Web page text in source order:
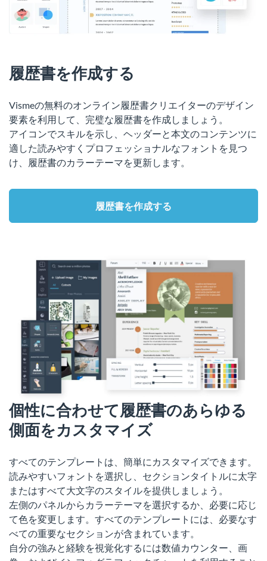
履歴書を作成する
Vismeの無料のオンライン履歴書クリエイターのデザイン
要素を利用して、完璧な履歴書を作成しましょう。
アイコンでスキルを示し、ヘッダーと本文のコンテンツに
適した読みやすくプロフェッショナルなフォントを見つ
け、履歴書のカラーテーマを更新します。
履歴書を作成する
個性に合わせて履歴書のあらゆる
側面をカスタマイズ
すべてのテンプレートは、簡単にカスタマイズできます。
読みやすいフォントを選択し、セクションタイトルに太字
またはすべて大文字のスタイルを提供しましょう。
左側のパネルからカラーテーマを選択するか、必要に応じ
て色を変更します。すべてのテンプレートには、必要なす
べての重要なセクションが含まれています。
自分の強みと経験を視覚化するには数値カウンター、画